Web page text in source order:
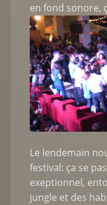
en fond sonore,
Le lendemain
festival: ça se
exeptionnel,
jungle et des